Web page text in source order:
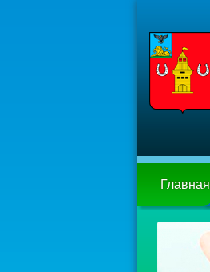
Главная